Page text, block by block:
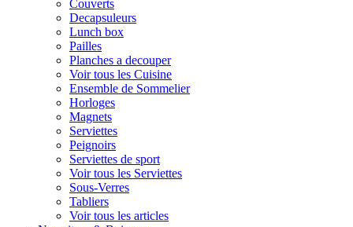
Couverts
Decapsuleurs
Lunch box
Pailles
Planches a decouper
Voir tous les Cuisine
Ensemble de Sommelier
Horloges
Magnets
Serviettes
Peignoirs
Serviettes de sport
Voir tous les Serviettes
Sous-Verres
Tabliers
Voir tous les articles